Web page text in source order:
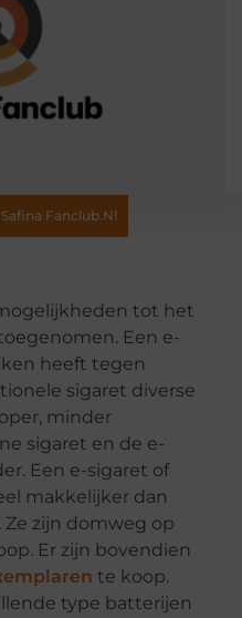
Fanclub.nl
tot het
Een e-
heeft tegen
sigaret diverse
minder
sigaret en de e-
Een e-sigaret of
makkelijker dan
zijn domweg op
Er zijn bovendien
te koop.
type batterijen